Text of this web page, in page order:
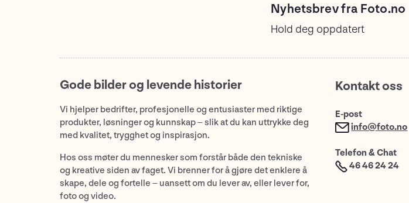
Nyhetsbrev fra Foto.no
Hold deg oppdatert
Gode bilder og levende historier
Vi hjelper bedrifter, profesjonelle og entusiaster med riktige
produkter, løsninger og kunnskap – slik at du kan uttrykke deg
med kvalitet, trygghet og inspirasjon.
Hos oss møter du mennesker som forstår både den tekniske
og kreative siden av faget. Vi brenner for å gjøre det enklere å
skape, dele og fortelle – uansett om du lever av, eller lever for,
foto og video.
Kontakt oss
E-post
info@foto.no
Telefon & Chat
46 46 24 24